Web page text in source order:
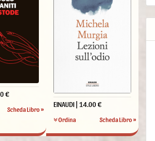
€
Scheda Libro »
EINAUDI | 14.00 €
Ordina Scheda Libro »